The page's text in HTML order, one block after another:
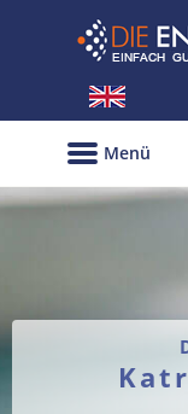
Menü